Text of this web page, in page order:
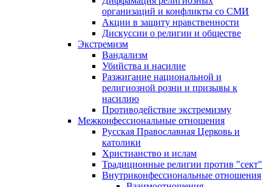
организаций и конфликты со СМИ
Акции в защиту нравственности
Дискуссии о религии и обществе
Экстремизм
Вандализм
Убийства и насилие
Разжигание национальной и
религиозной розни и призывы к
насилию
Противодействие экстремизму
Межконфессиональные отношения
Русская Православная Церковь и
католики
Христианство и ислам
Традиционные религии против "сект"
Внутриконфессиональные отношения